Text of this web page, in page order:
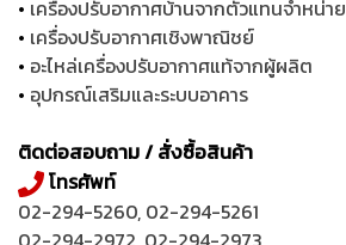
• เครื่องปรับอากาศบ้านจากตัวแทนจำหน่าย
• เครื่องปรับอากาศเชิงพาณิชย์
• อะไหล่เครื่องปรับอากาศแท้จากผู้ผลิต
• อุปกรณ์เสริมและระบบอาคาร
ติดต่อสอบถาม / สั่งซื้อสินค้า
โทรศัพท์
02-294-5260, 02-294-5261